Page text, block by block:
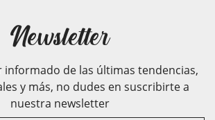
Newsletter
informado de las últimas tendencias,
y más, no dudes en suscribirte a
nuestra newsletter